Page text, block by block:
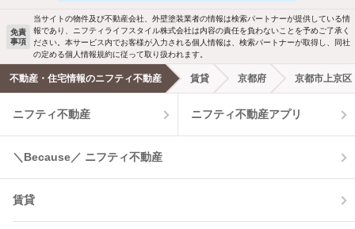
洗濯機置場あり 独立洗面台
エアコンあり 都市ガス
温水洗浄便座 オートロック
コンロ2口以上
免責
事項
当サイトの物件及び不動産会社、外壁塗装業者の情報は検索パートナーが提供している情
報であり、ニフティライフスタイル株式会社は内容の責任を負わないことを予めご了承く
ださい。本サービス内でお客様が入力される個人情報は、検索パートナーが取得し、同社
の定める個人情報規約に従って取り扱われます。
不動産・住宅情報のニフティ不動産 賃貸 京都府 京都市上京区
ニフティ不動産 ニフティ不動産アプリ
＼Because／ ニフティ不動産
賃貸